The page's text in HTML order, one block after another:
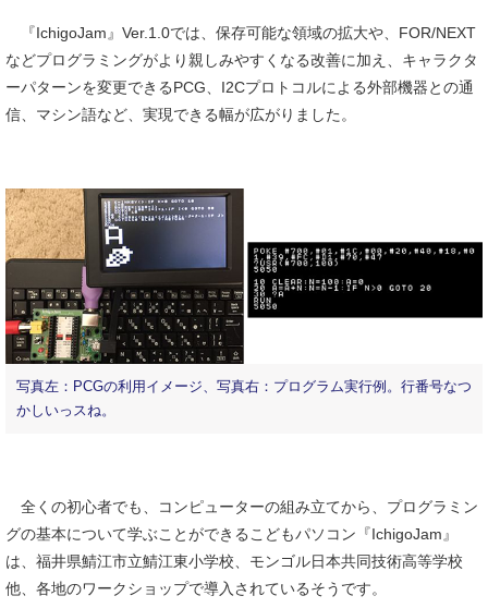
『IchigoJam』Ver.1.0では、保存可能な領域の拡大や、FOR/NEXT
などプログラミングがより親しみやすくなる改善に加え、キャラクタ
ーパターンを変更できるPCG、I2Cプロトコルによる外部機器との通
信、マシン語など、実現できる幅が広がりました。
写真左：PCGの利用イメージ、写真右：プログラム実行例。行番号なつ
かしいっスね。
全くの初心者でも、コンピューターの組み立てから、プログラミン
グの基本について学ぶことができるこどもパソコン『IchigoJam』
は、福井県鯖江市立鯖江東小学校、モンゴル日本共同技術高等学校
他、各地のワークショップで導入されているそうです。